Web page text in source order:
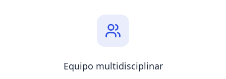
Equipo multidisciplinar